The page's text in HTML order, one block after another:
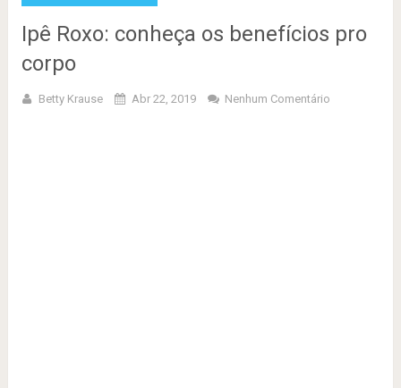
Ipê Roxo: conheça os benefícios pro
corpo
Betty Krause Abr 22, 2019 Nenhum Comentário